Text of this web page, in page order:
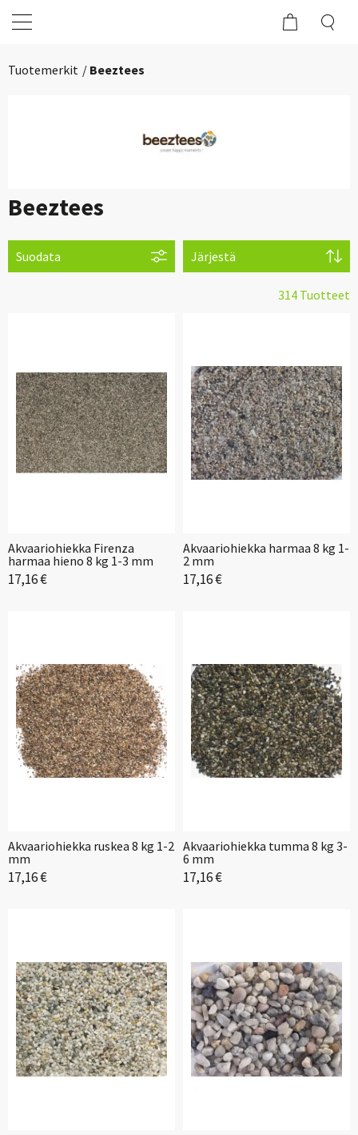
Tuotemerkit Beeztees
Beeztees
Suodata Järjestä
314 Tuotteet
Akvaariohiekka Firenza
harmaa hieno 8 kg 1-3 mm
17,16 €
Akvaariohiekka harmaa 8 kg 1-
2 mm
17,16 €
Akvaariohiekka ruskea 8 kg 1-2
mm
17,16 €
Akvaariohiekka tumma 8 kg 3-
6 mm
17,16 €